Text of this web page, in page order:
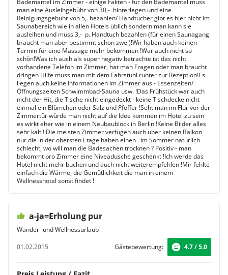
Bademantel im Zimmer - einige Fakten - für den Bademantel muss
man eine Ausleihgebühr von 30,-  hinterlegen und eine
Reinigungsgebühr von 5,. bezahlen/ Handtücher gibt es hier nicht im
Saunabereich wie in allen Hotels üblich sondern man kann sie
ausleihen und muss 3,-  p. Handtuch bezahlen (für einen Saunagang
braucht man aber bestimmt schon zwei)!Wir haben auch keinen
Termin für eine Massage mehr bekommen !War auch nicht so
schön!Was ich auch als super negativ betrachte ist das nicht
vorhandene Telefon im Zimmer, hat man Fragen oder man braucht
dringen Hilfe muss man mit dem Fahrstuhl runter zur Rezeption!Es
liegen auch keine Informationen im Zimmer aus - Essenzeiten/
Öffnungszeiten Schwimmbad-Sauna usw. !Das Frühstück war auch
nicht der Hit, die Tische nicht eingedeckt - keine Tischdecke nicht
einmal ein Blümchen oder Salz und Pfeffer !Seht man im Flur vor der
Zimmertür würde man nicht auf die Idee kommen im Hotel zu sein
es wirkt eher wie in einem Neubaublock in Berlin !Keine Bilder alles
sehr kalt ! Die meisten Zimmer verfügen auch über keinen Balkon
nur die in der obersten Etage haben einen . Im Sommer natürlich
schlecht, wo will man die Badesachen trocknen ? Positiv - man
bekommt pro Zimmer eine Niveadusche geschenkt !Ich werde das
Hotel nicht mehr buchen und auch nicht weiterempfehlen !Mir fehlte
einfach die Wärme, die Gemütlichkeit die man in einem
Wellnesshotel sonst findet !
a-ja=Erholung pur
Wander- und Wellnessurlaub
01.02.2015
Gästebewertung: 4.7 / 5.0